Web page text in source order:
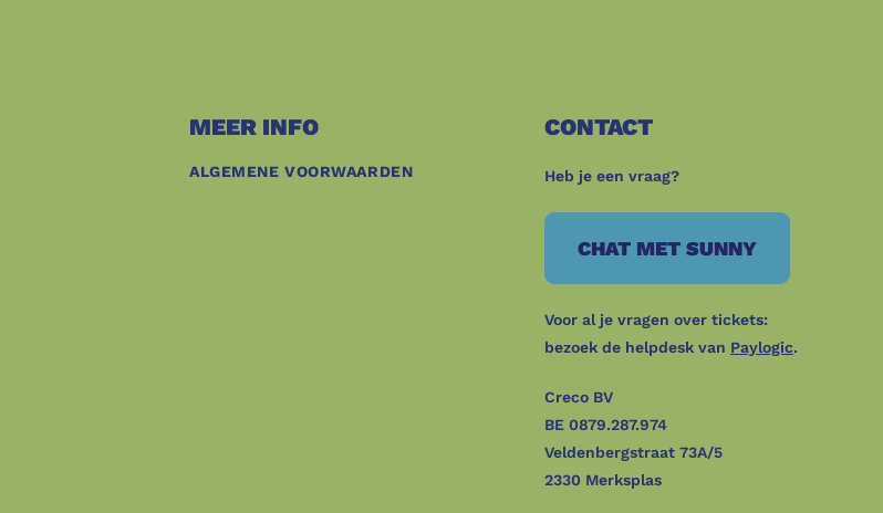
MEER INFO
ALGEMENE VOORWAARDEN
CONTACT
Heb je een vraag?
CHAT MET SUNNY
Voor al je vragen over tickets:
bezoek de helpdesk van Paylogic.
Creco BV
BE 0879.287.974
Veldenbergstraat 73A/5
2330 Merksplas